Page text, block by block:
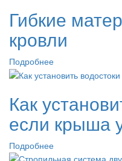
Гибкие
кровли
Подробнее
Как
если крыша
Подробнее